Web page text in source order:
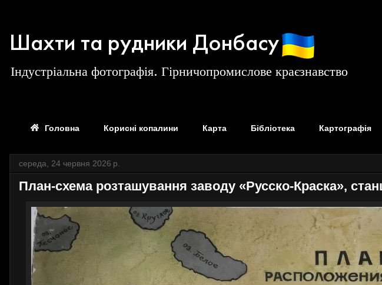
Шахти та рудники Донбасу
Індустріальна фотографія. Гірничопромислове краєзнавство
Головна Корисні копалини Карта Бібліотека Картографія
середа, 24 червня 2026 р.
План-схема розташування заводу «Русско-Краска»,